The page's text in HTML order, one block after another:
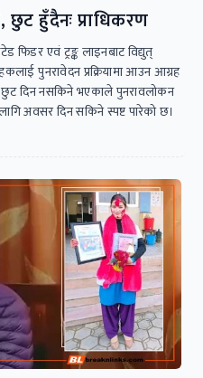
छुट हुँदैनः प्राधिकरण
फिडर एवं ट्रङ्क लाइनबाट विद्युत्
पुनरावेदन प्रक्रियामा आउन आग्रह
दिन नसकिने भएकाले पुनरावलोकन
लागि अवसर दिन सकिने स्पष्ट पारेको छ।